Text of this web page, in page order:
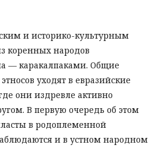
и историко-культурным
коренных народов
— каракалпаками. Общие
уходят в евразийские
они издревле активно
В первую очередь об этом
в родоплеменной
и в устном народном